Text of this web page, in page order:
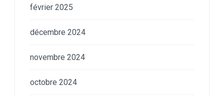
février 2025
décembre 2024
novembre 2024
octobre 2024